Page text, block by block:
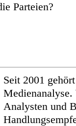
Parteien?
Seit 2001 gehört
Analysten und